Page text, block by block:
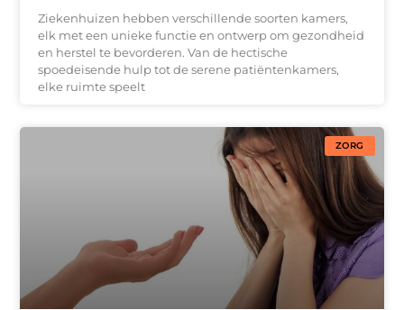
Ziekenhuizen hebben verschillende soorten kamers,
elk met een unieke functie en ontwerp om gezondheid
en herstel te bevorderen. Van de hectische
spoedeisende hulp tot de serene patiëntenkamers,
elke ruimte speelt
ZORG